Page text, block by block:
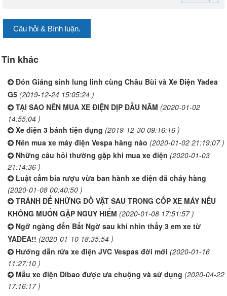
Câu hỏi & Bình luận.
Tin khác
Đón Giáng sinh lung linh cùng Châu Bùi và Xe Điện Yadea
G5 (2019-12-24 15:05:24 )
TẠI SAO NÊN MUA XE ĐIỆN DỊP ĐẦU NĂM (2020-01-02
14:55:04 )
Xe điện 3 bánh tiện dụng (2019-12-30 09:16:16 )
Nên mua xe máy điện Vespa hãng nào (2020-01-02 21:19:07 )
Những câu hỏi thường gặp khi mua xe điện (2020-01-03
21:14:36 )
Luật cấm bia rượu vừa ban hành xe điện đã cháy hàng
(2020-01-08 00:40:50 )
TRÁNH ĐỂ NHỮNG ĐỒ VẬT SAU TRONG CỐP XE MÁY NẾU
KHÔNG MUỐN GẶP NGUY HIỂM (2020-01-08 17:51:57 )
Ngỡ ngàng đến Bất Ngờ sau khi nhìn thấy 3 em xe từ
YADEA!! (2020-01-10 18:35:54 )
Hướng dẫn rửa xe điện JVC Vespas đời mới (2020-01-16
11:27:10 )
Mẫu xe điện Dibao được ưa chuộng và sử dụng (2020-04-22
17:16:17 )